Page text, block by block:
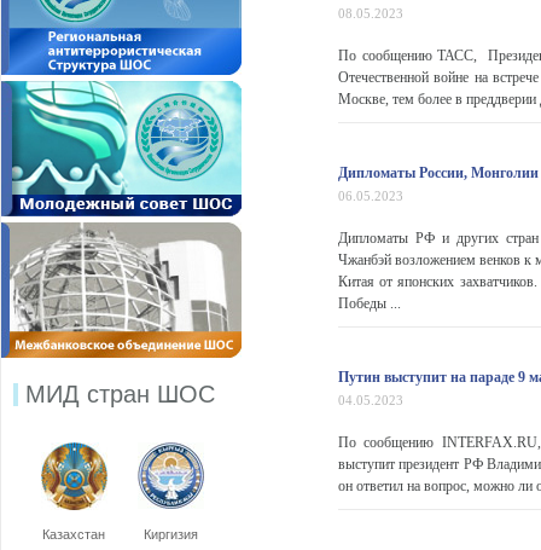
МИД стран ШОС
Казахстан Киргизия
08.05.2023
По сообщению ТАСС,
Отечественной войне на
Москве, тем более в
Дипломаты России, Монголии
06.05.2023
Дипломаты РФ и других стран
Чжанбэй возложением венков
Китая от японских
Победы ...
Путин выступит на параде 9
04.05.2023
По сообщению
выступит президент РФ
он ответил на вопрос, можно ли